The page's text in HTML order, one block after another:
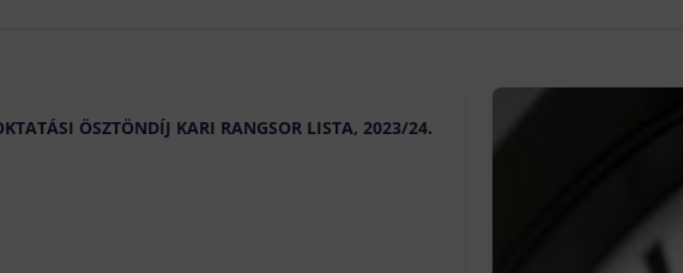
ÖSZTÖNDÍJ KARI RANGSOR LISTA, 2023/24.